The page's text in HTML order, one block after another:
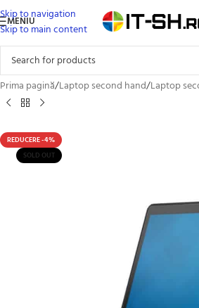
Skip to navigation
Skip to main content
MENIU
Prima pagină/Laptop second hand/Laptop
REDUCERE -4%
SOLD OUT